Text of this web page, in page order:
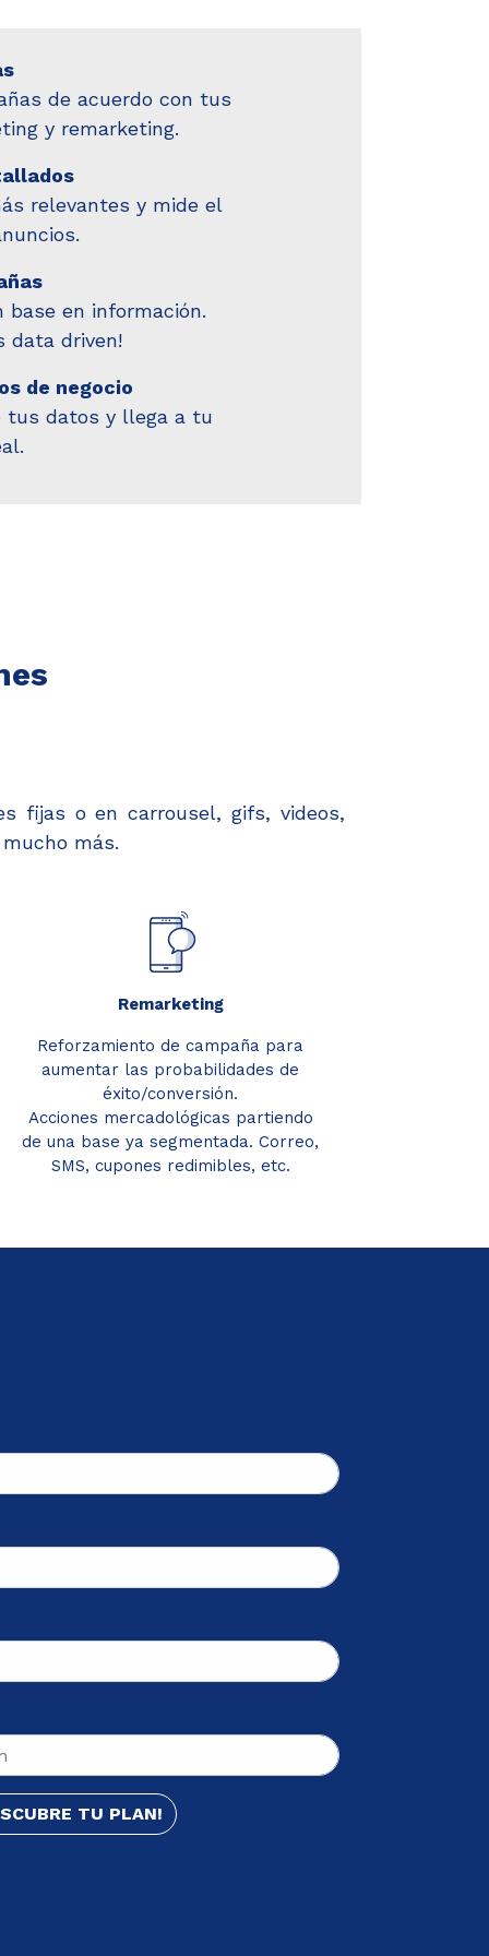
de acuerdo con tus
y remarketing.
relevantes y mide el
base en información.
data driven!
de negocio
tus datos y llega a tu
fijas o en carrousel, gifs, videos,
más.
Remarketing
Reforzamiento de campaña para
aumentar las probabilidades de
éxito/conversión.
Acciones mercadológicas partiendo
de una base ya segmentada. Correo,
SMS, cupones redimibles, etc.
TU PLAN!